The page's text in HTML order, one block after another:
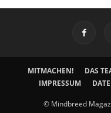
MITMACHEN! DAS
IMPRESSUM
© Mindbreed